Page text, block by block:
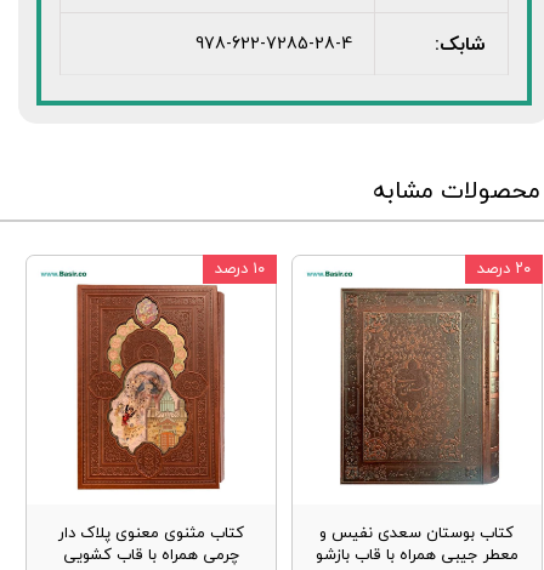
شابک: 978-622-7285-28-4
محصولات مشابه
کتاب بوستان سعدی نفیس و
معطر جیبی همراه با قاب بازشو
۲۰ درصد
کتاب مثنوی معنوی پلاک دار
چرمی همراه با قاب کشویی
۱۰ درصد